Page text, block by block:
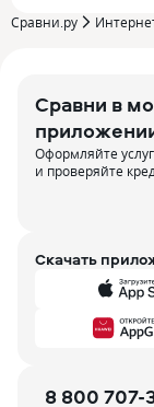
Сравни.ру
Сравни в
Оформляйте
и проверяйте
Скачать
8 800 707-